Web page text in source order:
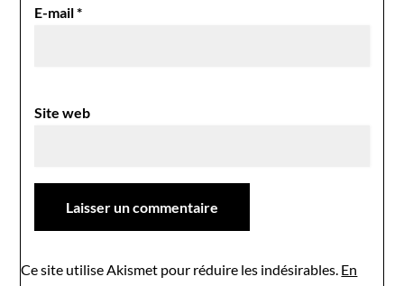
E-mail*
Site web
Ce site utilise Akismet pour réduire les indésirables. En